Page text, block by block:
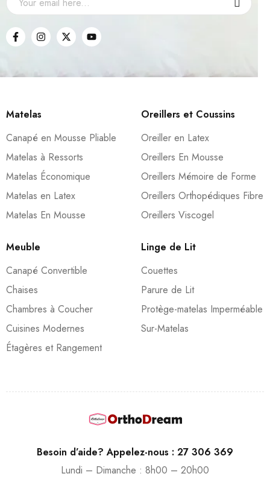
Matelas
Canapé en Mousse Pliable
Matelas à Ressorts
Matelas Économique
Matelas en Latex
Matelas En Mousse
Oreillers et Coussins
Oreiller en Latex
Oreillers En Mousse
Oreillers Mémoire de Forme
Oreillers Orthopédiques Fibre
Oreillers Viscogel
Meuble
Canapé Convertible
Chaises
Chambres à Coucher
Cuisines Modernes
Étagères et Rangement
Linge de Lit
Couettes
Parure de Lit
Protège-matelas Imperméable
Sur-Matelas
Besoin d’aide? Appelez-nous : 27 306 369
Lundi – Dimanche : 8h00 – 20h00